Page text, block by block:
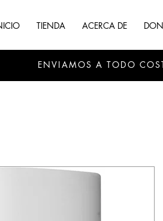
TIENDA ACERCA DE
ENVIAMOS A TODO